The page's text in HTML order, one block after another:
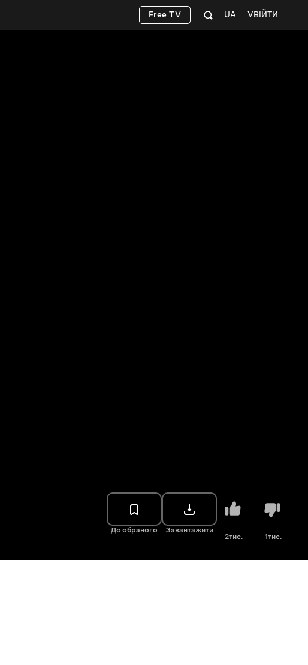
УВІЙТИ
UA
Free TV
До обраного Завантажити
2тис. 1тис.